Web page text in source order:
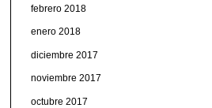
febrero 2018
enero 2018
diciembre 2017
noviembre 2017
octubre 2017